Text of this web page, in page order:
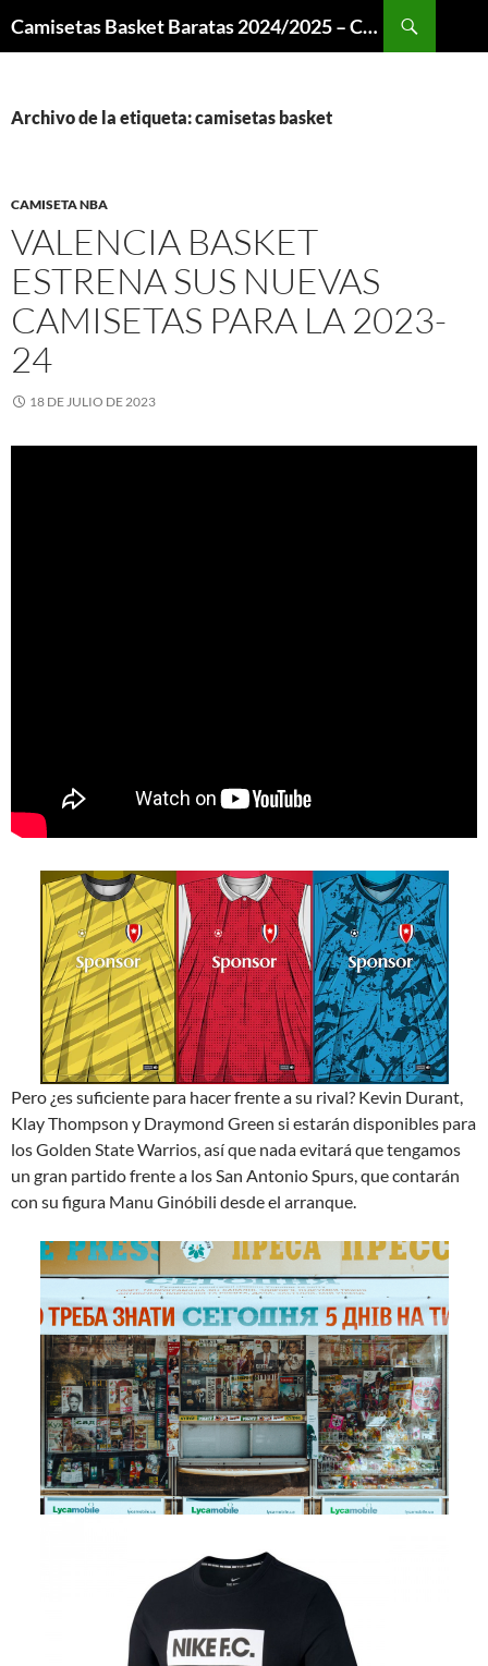
Camisetas Basket Baratas 2024/2025 – Camisetas NBA
Archivo de la etiqueta: camisetas basket
CAMISETA NBA
VALENCIA BASKET
ESTRENA SUS NUEVAS
CAMISETAS PARA LA 2023-
24
18 DE JULIO DE 2023
Pero ¿es suficiente para hacer frente a su rival? Kevin Durant,
Klay Thompson y Draymond Green si estarán disponibles para
los Golden State Warrios, así que nada evitará que tengamos
un gran partido frente a los San Antonio Spurs, que contarán
con su figura Manu Ginóbili desde el arranque.